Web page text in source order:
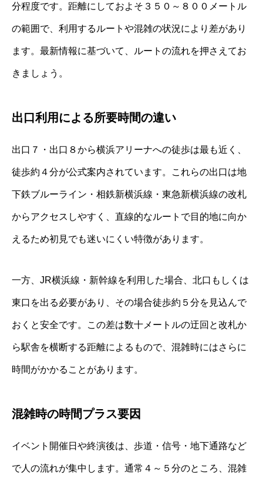
分程度です。距離にしておよそ３５０～８００メートル
の範囲で、利用するルートや混雑の状況により差があり
ます。最新情報に基づいて、ルートの流れを押さえてお
きましょう。
出口利用による所要時間の違い
出口７・出口８から横浜アリーナへの徒歩は最も近く、
徒歩約４分が公式案内されています。これらの出口は地
下鉄ブルーライン・相鉄新横浜線・東急新横浜線の改札
からアクセスしやすく、直線的なルートで目的地に向か
えるため初見でも迷いにくい特徴があります。
一方、JR横浜線・新幹線を利用した場合、北口もしくは
東口を出る必要があり、その場合徒歩約５分を見込んで
おくと安全です。この差は数十メートルの迂回と改札か
ら駅舎を横断する距離によるもので、混雑時にはさらに
時間がかかることがあります。
混雑時の時間プラス要因
イベント開催日や終演後は、歩道・信号・地下通路など
で人の流れが集中します。通常４～５分のところ、混雑